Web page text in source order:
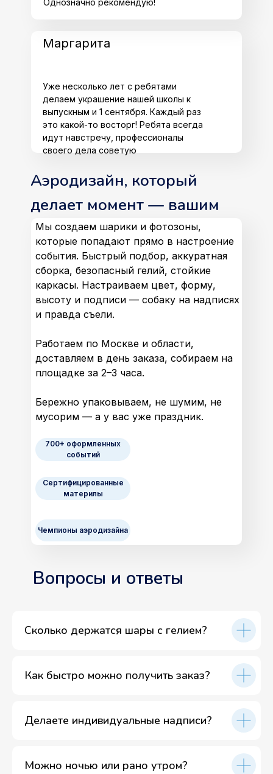
Уже несколько лет с ребятами
делаем украшение нашей школы к
выпускным и 1 сентября. Каждый раз
это какой-то восторг! Ребята всегда
идут навстречу, профессионалы
своего дела советую
Маргарита
Однозначно рекомендую!
Аэродизайн, который
делает момент — вашим
Мы создаем шарики и фотозоны,
которые попадают прямо в настроение
события. Быстрый подбор, аккуратная
сборка, безопасный гелий, стойкие
каркасы. Настраиваем цвет, форму,
высоту и подписи — собаку на надписях
и правда съели.
Работаем по Москве и области,
доставляем в день заказа, собираем на
площадке за 2–3 часа.
Бережно упаковываем, не шумим, не
мусорим — а у вас уже праздник.
Чемпионы аэродизайна
Сертифицированные
материлы
700+ оформленных
событий
Вопросы и ответы
Сколько держатся шары с гелием?
Как быстро можно получить заказ?
Делаете индивидуальные надписи?
Можно ночью или рано утром?